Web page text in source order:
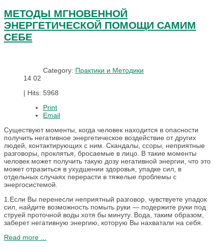
МЕТОДЫ МГНОВЕННОЙ
ЭНЕРГЕТИЧЕСКОЙ ПОМОЩИ САМИМ
СЕБЕ
Category: Практики и Методики
14 02
| Hits: 5968
Print
Email
Существуют моменты, когда человек находится в опасности
получить негативное энергетическое воздействие от других
людей, контактирующих с ним. Скандалы, ссоры, неприятные
разговоры, проклятья, бросаемые в лицо. В такие моменты
человек может получить такую дозу негативной энергии, что это
может отразиться в ухудшении здоровья, упадке сил, в
отдельных случаях перерасти в тяжелые проблемы с
энергосистемой.
1.Если Вы перенесли неприятный разговор, чувствуете упадок
сил, найдите возможность помыть руки — подержите руки под
струей проточной воды хотя бы минуту. Вода, таким образом,
заберет негативную энергию, которую Вы нахватали на себя.
Read more ...